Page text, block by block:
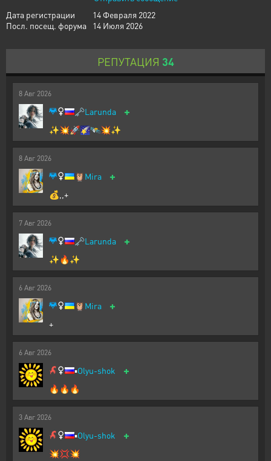
Дата регистрации
14 Февраля 2022
Посл. посещ. форума
14 Июля 2026
РЕПУТАЦИЯ 34
8 Авг 2026
🗝️Larunda +
✨💥🚀🌠🛰️💥✨
8 Авг 2026
🦉 Mira +
💰,,+
7 Авг 2026
🗝️Larunda +
✨🔥✨
6 Авг 2026
🦉 Mira +
+
6 Авг 2026
▪️Olyu-shok +
🔥🔥🔥
3 Авг 2026
▪️Olyu-shok +
💥💢💥